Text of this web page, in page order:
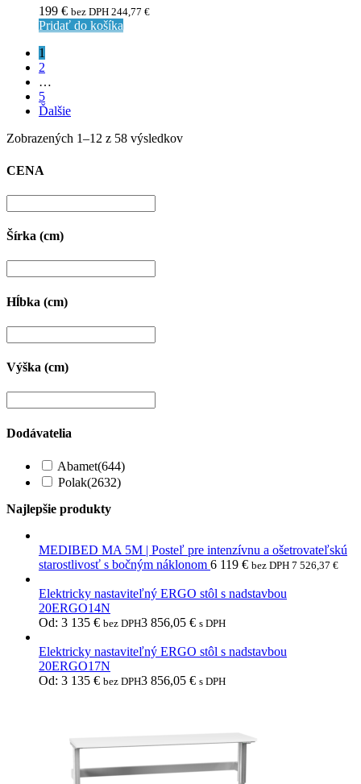
199 € bez DPH 244,77 €
Pridať do košíka
1
2
…
5
Ďalšie
Zobrazených 1–12 z 58 výsledkov
CENA
Šírka (cm)
Hĺbka (cm)
Výška (cm)
Dodávatelia
Abamet(644)
Polak(2632)
Najlepšie produkty
MEDIBED MA 5M | Posteľ pre intenzívnu a ošetrovateľskú
starostlivosť s bočným náklonom 6 119 € bez DPH 7 526,37 €
Elektricky nastaviteľný ERGO stôl s nadstavbou
20ERGO14N
Od: 3 135 € bez DPH3 856,05 € s DPH
Elektricky nastaviteľný ERGO stôl s nadstavbou
20ERGO17N
Od: 3 135 € bez DPH3 856,05 € s DPH